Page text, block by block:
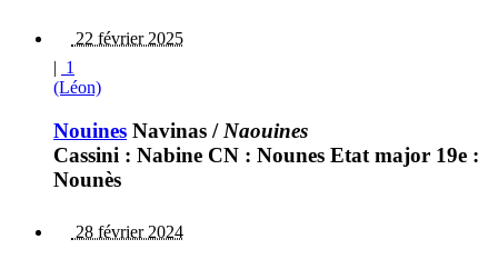
22 février 2025
| 1
(Léon)
Nouines Navinas / Naouines
Cassini : Nabine CN : Nounes Etat major 19e :
Nounès
28 février 2024